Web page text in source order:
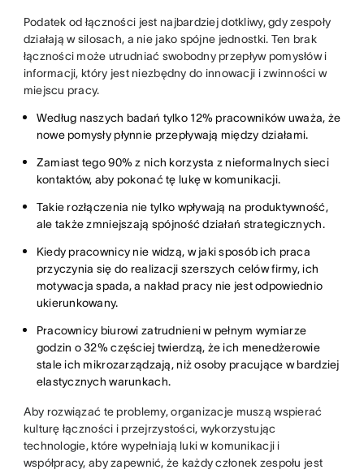
Podatek od łączności jest najbardziej dotkliwy, gdy zespoły
działają w silosach, a nie jako spójne jednostki. Ten brak
łączności może utrudniać swobodny przepływ pomysłów i
informacji, który jest niezbędny do innowacji i zwinności w
miejscu pracy.
Według naszych badań tylko 12% pracowników uważa, że
nowe pomysły płynnie przepływają między działami.
Zamiast tego 90% z nich korzysta z nieformalnych sieci
kontaktów, aby pokonać tę lukę w komunikacji.
Takie rozłączenia nie tylko wpływają na produktywność,
ale także zmniejszają spójność działań strategicznych.
Kiedy pracownicy nie widzą, w jaki sposób ich praca
przyczynia się do realizacji szerszych celów firmy, ich
motywacja spada, a nakład pracy nie jest odpowiednio
ukierunkowany.
Pracownicy biurowi zatrudnieni w pełnym wymiarze
godzin o 32% częściej twierdzą, że ich menedżerowie
stale ich mikrozarządzają, niż osoby pracujące w bardziej
elastycznych warunkach.
Aby rozwiązać te problemy, organizacje muszą wspierać
kulturę łączności i przejrzystości, wykorzystując
technologie, które wypełniają luki w komunikacji i
współpracy, aby zapewnić, że każdy członek zespołu jest